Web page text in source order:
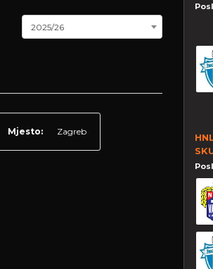
2025/26
Mjesto: Zagreb